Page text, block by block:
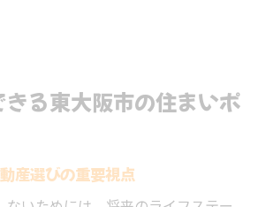
る東大阪市の住まいポ
産選びの重要視点